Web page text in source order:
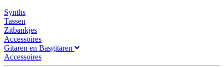
Synths
Tassen
Zitbankjes
Accessoires
Gitaren en Basgitaren
Accessoires